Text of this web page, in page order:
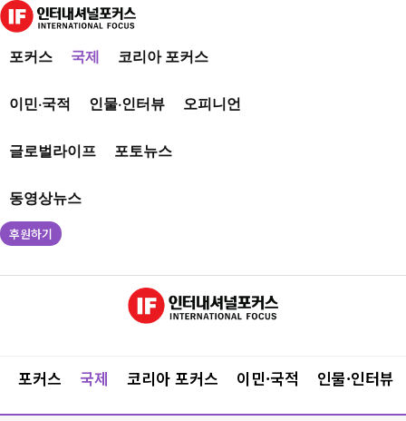
포커스 국제 코리아 포커스
이민·국적 인물·인터뷰 오피니언
글로벌라이프 포토뉴스
동영상뉴스
후원하기
포커스 국제 코리아 포커스 이민·국적 인물·인터뷰